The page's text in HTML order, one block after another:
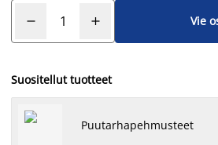
Vie
Suositellut tuotteet
Puutarhapehmusteet